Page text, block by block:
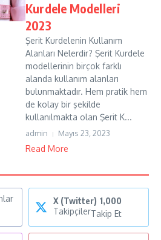
Kurdele Modelleri
2023
Şerit Kurdelenin Kullanım
Alanları Nelerdir? Şerit Kurdele
modellerinin birçok farklı
alanda kullanım alanları
bulunmaktadır. Hem pratik hem
de kolay bir şekilde
kullanılmakta olan Şerit K...
admin Mayıs 23, 2023
Read More
X (Twitter) 1,000
TakipçilerTakip Et